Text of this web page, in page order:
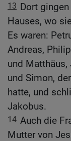
13 Dort
Hauses, wo
Es waren:
Andreas,
und Matthäus,
und Simon,
hatte, und
Jakobus.
14 Auch die
Mutter von